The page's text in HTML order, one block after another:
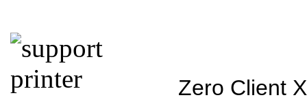
Zero Client